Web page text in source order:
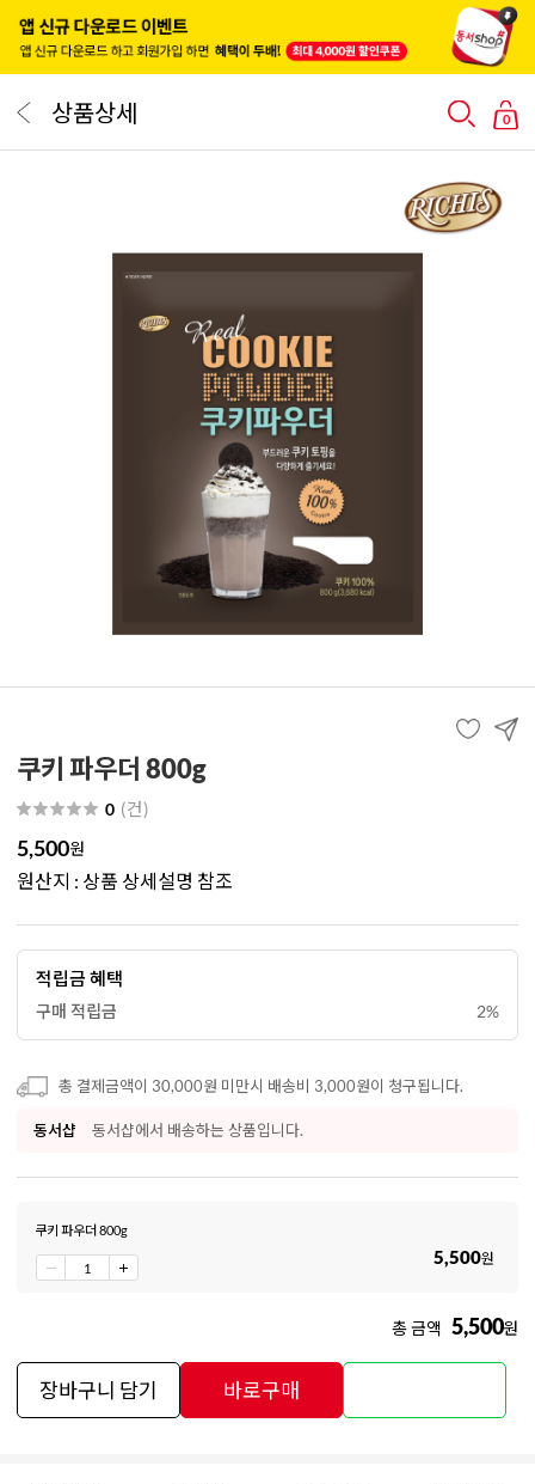
상품상세 0
쿠키 파우더 800g
0 (건)
5,500원
원산지 : 상품 상세설명 참조
적립금 혜택
구매 적립금 2%
총 결제금액이 30,000원 미만시 배송비 3,000원이 청구됩니다.
동서샵 동서샵에서 배송하는 상품입니다.
쿠키 파우더 800g
5,500원
총 금액 5,500원
장바구니 담기 바로구매